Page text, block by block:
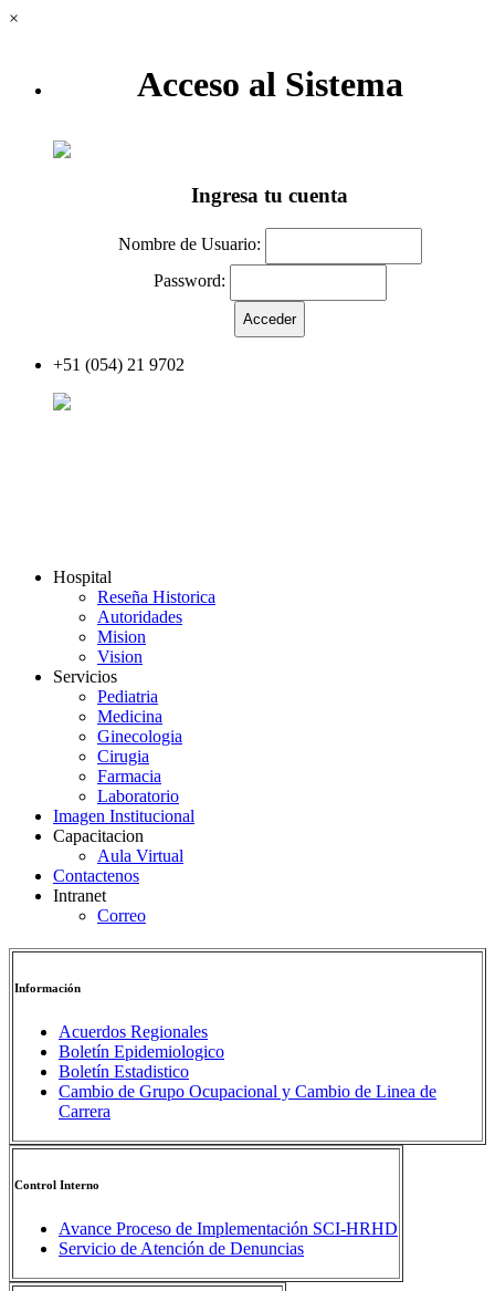
×
Acceso al Sistema
Ingresa tu cuenta
Nombre de Usuario:
Password:
+51 (054) 21 9702
Hospital
Reseña Historica
Autoridades
Mision
Vision
Servicios
Pediatria
Medicina
Ginecologia
Cirugia
Farmacia
Laboratorio
Imagen Institucional
Capacitacion
Aula Virtual
Contactenos
Intranet
Correo
Información
Acuerdos Regionales
Boletín Epidemiologico
Boletín Estadistico
Cambio de Grupo Ocupacional y Cambio de Linea de
Carrera
Control Interno
Avance Proceso de Implementación SCI-HRHD
Servicio de Atención de Denuncias